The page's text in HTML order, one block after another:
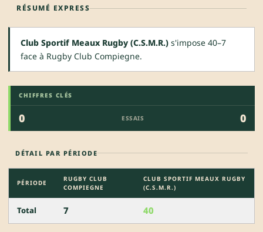
RÉSUMÉ EXPRESS
Club Sportif Meaux Rugby (C.S.M.R.) s'impose 40–7
face à Rugby Club Compiegne.
CHIFFRES CLÉS
0 ESSAIS 0
DÉTAIL PAR PÉRIODE
PÉRIODE
RUGBY CLUB
COMPIEGNE
CLUB SPORTIF MEAUX RUGBY
(C.S.M.R.)
Total 7 40